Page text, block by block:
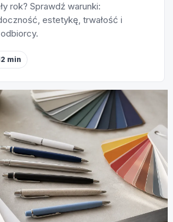
rok? Sprawdź warunki:
estetykę, trwałość i
min